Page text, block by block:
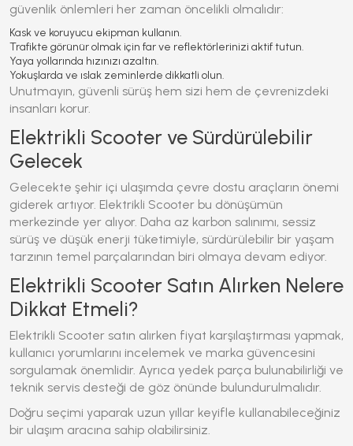
güvenlik önlemleri her zaman öncelikli olmalıdır:
Kask ve koruyucu ekipman kullanın.
Trafikte görünür olmak için far ve reflektörlerinizi aktif tutun.
Yaya yollarında hızınızı azaltın.
Yokuşlarda ve ıslak zeminlerde dikkatli olun.
Unutmayın, güvenli sürüş hem sizi hem de çevrenizdeki
insanları korur.
Elektrikli Scooter ve Sürdürülebilir
Gelecek
Gelecekte şehir içi ulaşımda çevre dostu araçların önemi
giderek artıyor. Elektrikli Scooter bu dönüşümün
merkezinde yer alıyor. Daha az karbon salınımı, sessiz
sürüş ve düşük enerji tüketimiyle, sürdürülebilir bir yaşam
tarzının temel parçalarından biri olmaya devam ediyor.
Elektrikli Scooter Satın Alırken Nelere
Dikkat Etmeli?
Elektrikli Scooter satın alırken fiyat karşılaştırması yapmak,
kullanıcı yorumlarını incelemek ve marka güvencesini
sorgulamak önemlidir. Ayrıca yedek parça bulunabilirliği ve
teknik servis desteği de göz önünde bulundurulmalıdır.
Doğru seçimi yaparak uzun yıllar keyifle kullanabileceğiniz
bir ulaşım aracına sahip olabilirsiniz.